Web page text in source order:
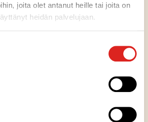
joita olet antanut heille tai joita on
heidän palvelujaan.